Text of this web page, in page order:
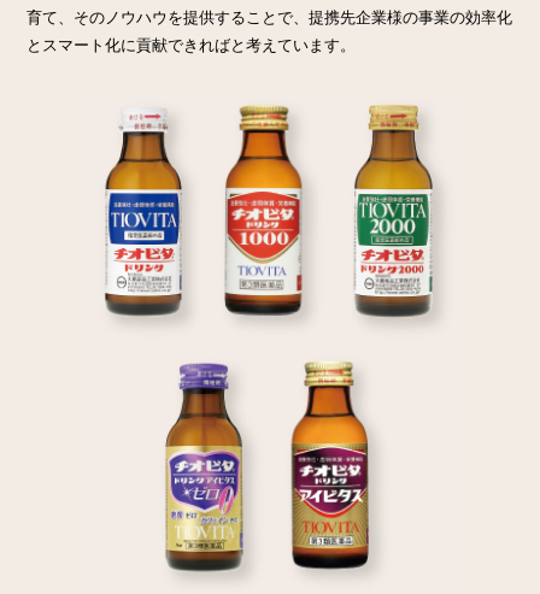
育て、そのノウハウを提供することで、提携先企業様の事業の効率化
とスマート化に貢献できればと考えています。